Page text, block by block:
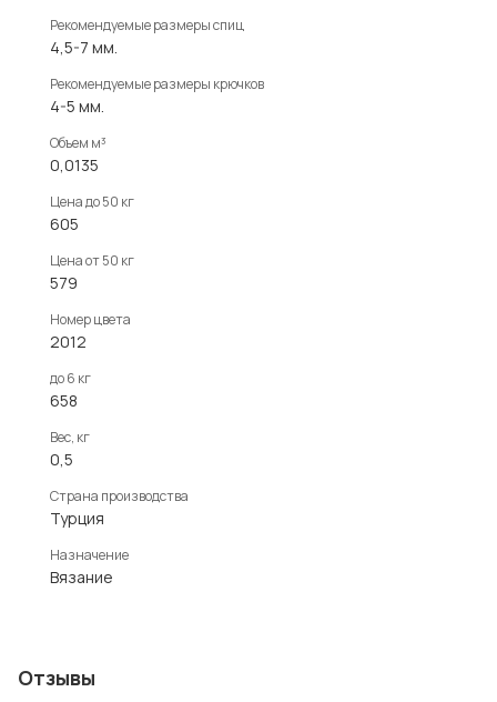
Рекомендуемые размеры спиц
4,5-7 мм.
Рекомендуемые размеры крючков
4-5 мм.
Объем м³
0,0135
Цена до 50 кг
605
Цена от 50 кг
579
Номер цвета
2012
до 6 кг
658
Вес, кг
0,5
Страна производства
Турция
Назначение
Вязание
Отзывы